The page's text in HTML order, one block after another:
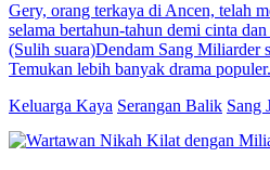
Gery, orang terkaya di Ancen, telah
selama bertahun-tahun demi cinta
(Sulih suara)Dendam Sang Miliarder
Temukan lebih banyak drama populer.
Keluarga Kaya Serangan Balik Sang